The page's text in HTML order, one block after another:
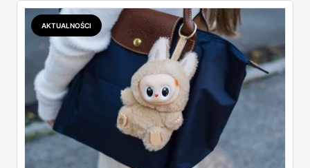
lawinowo, a chętnych jeszcze szybciej. Sprawdziłam, co
dokładnie dostajemy za te pieniądze i komu taka rakieta
faktycznie wystarczy.
AKTUALNOŚCI